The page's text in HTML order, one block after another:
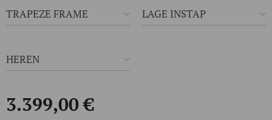
TRAPEZE FRAME LAGE INSTAP
HEREN
3.399,00€